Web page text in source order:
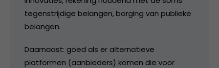
tegenstrijdige belangen, borging van publieke
belangen.
Daarnaast: goed als er alternatieve
platformen (aanbieders) komen die voor